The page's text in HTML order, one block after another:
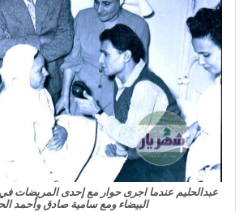
عبدالحليم عندما اجرى حوار مع إحدى المريضات
البيضاء ومع سامية صادق وأحمد